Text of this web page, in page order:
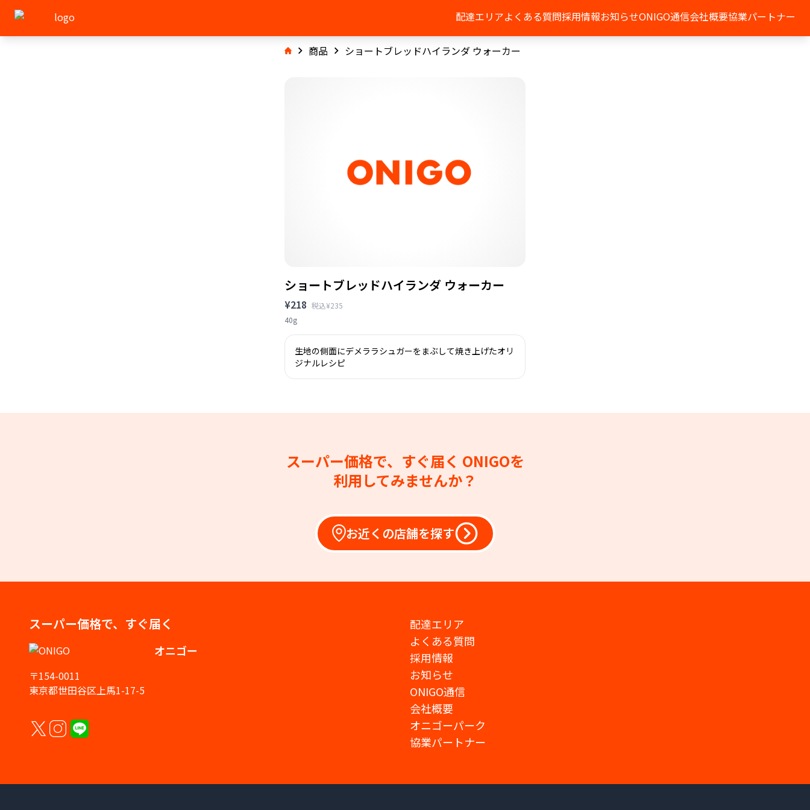
配達エリアよくある質問採用情報お知らせONIGO通信会社概要協業パートナー
商品 ショートブレッドハイランダ ウォーカー
ショートブレッドハイランダ ウォーカー
¥218 税込¥235
40g
生地の側面にデメララシュガーをまぶして焼き上げたオリ
ジナルレシピ
スーパー価格で、すぐ届く ONIGOを
利用してみませんか？
お近くの店舗を探す
スーパー価格で、すぐ届く
オニゴー
〒154-0011
東京都世田谷区上馬1-17-5
配達エリア
よくある質問
採用情報
お知らせ
ONIGO通信
会社概要
オニゴーパーク
協業パートナー